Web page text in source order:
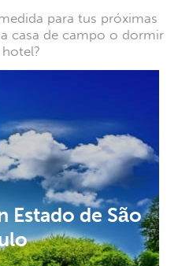
para tus próximas
casa de campo o dormir
Estado de São